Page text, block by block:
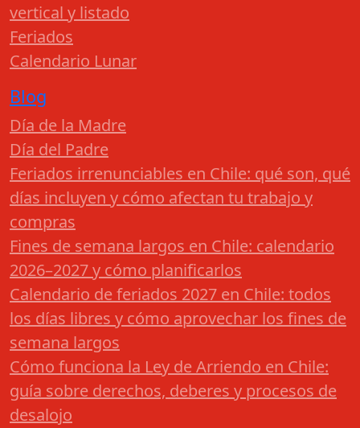
vertical y listado
Feriados
Calendario Lunar
Blog
Día de la Madre
Día del Padre
Feriados irrenunciables en Chile: qué son, qué
días incluyen y cómo afectan tu trabajo y
compras
Fines de semana largos en Chile: calendario
2026–2027 y cómo planificarlos
Calendario de feriados 2027 en Chile: todos
los días libres y cómo aprovechar los fines de
semana largos
Cómo funciona la Ley de Arriendo en Chile:
guía sobre derechos, deberes y procesos de
desalojo